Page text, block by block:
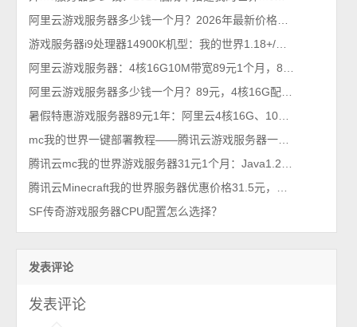
SF传奇游戏服务器CPU配置怎么选择？
发表评论
发表评论